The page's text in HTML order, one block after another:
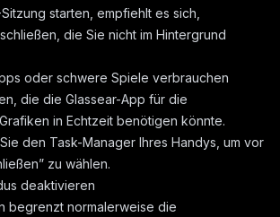
starten, empfiehlt es sich,
die Sie nicht im Hintergrund
oder schwere Spiele verbrauchen
die die Glassear-App für die
in Echtzeit benötigen könnte.
den Task-Manager Ihres Handys, um vor
zu wählen.
deaktivieren
begrenzt normalerweise die